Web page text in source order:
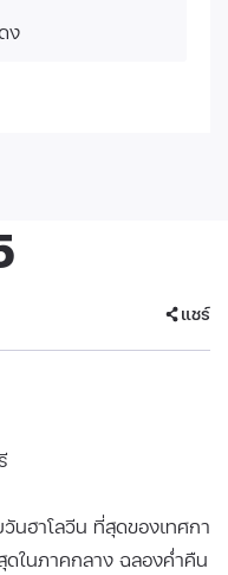
ง
แชร์
นฮาโลวีน ที่สุดของเทศกา
ในภาคกลาง ฉลองค่ำคืน